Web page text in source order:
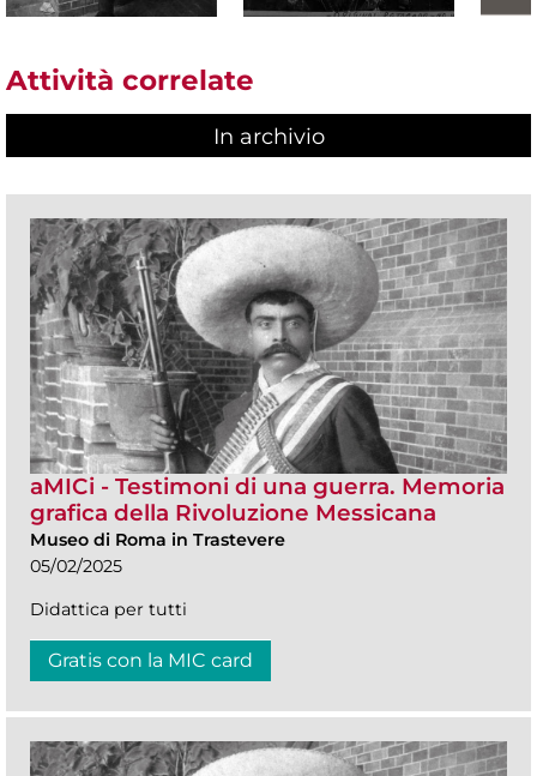
Attività correlate
In archivio
aMICi - Testimoni di una guerra. Memoria
grafica della Rivoluzione Messicana
Museo di Roma in Trastevere
05/02/2025
Didattica per tutti
Gratis con la MIC card